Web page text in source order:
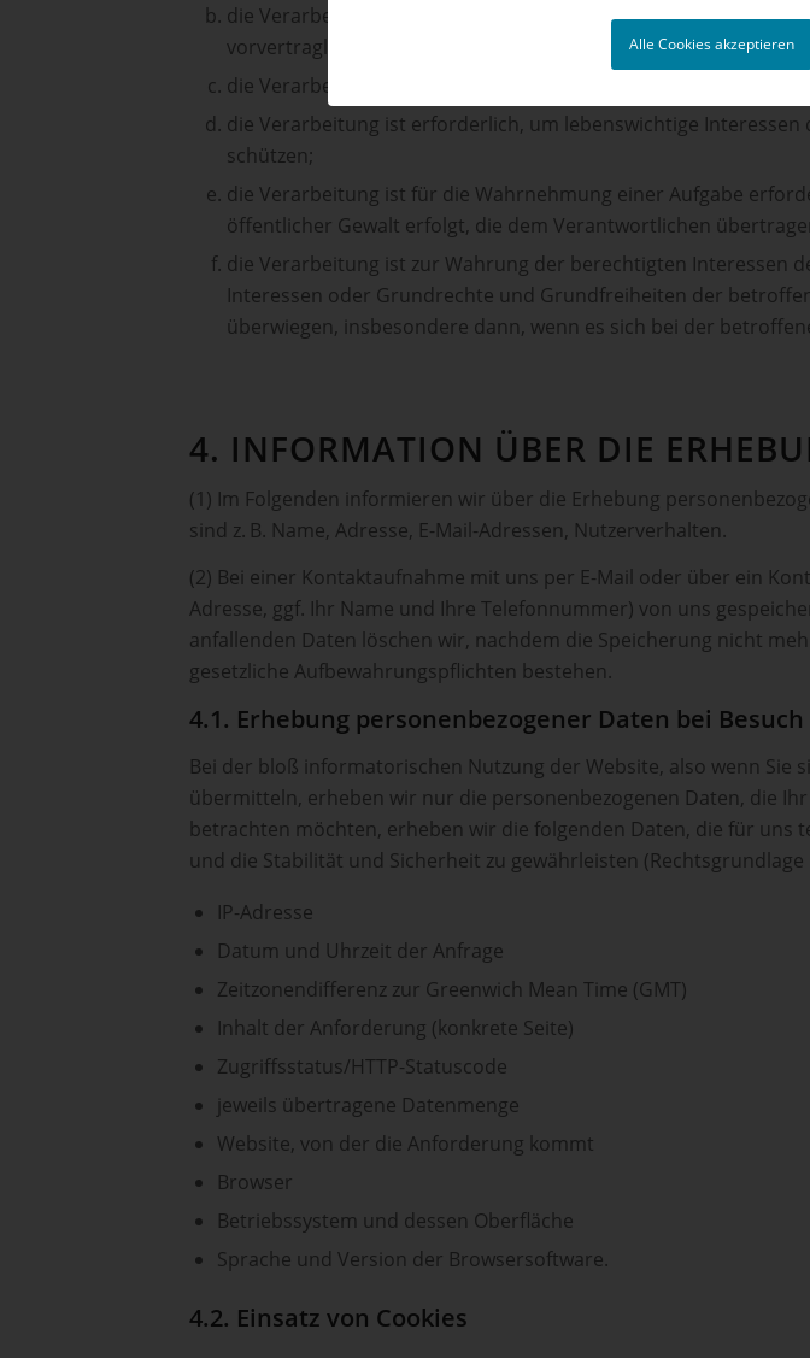
Alle Cookies akzeptieren
die Verarbeitung ist für die Erfüllung eines Vertrags, dessen
vorvertraglicher Maßnahmen erforderlich, die auf Anfrage der
die Verarbeitung ist zur Erfüllung einer rechtlichen
die Verarbeitung ist erforderlich, um lebenswichtige
schützen;
die Verarbeitung ist für die Wahrnehmung einer Aufgabe
öffentlicher Gewalt erfolgt, die dem Verantwortlichen
die Verarbeitung ist zur Wahrung der berechtigten Interessen
Interessen oder Grundrechte und Grundfreiheiten der
überwiegen, insbesondere dann, wenn es sich bei der
4. INFORMATION ÜBER DIE
(1) Im Folgenden informieren wir über die Erhebung
sind z. B. Name, Adresse, E-Mail-Adressen, Nutzerverhalten.
(2) Bei einer Kontaktaufnahme mit uns per E-Mail oder über ein
Adresse, ggf. Ihr Name und Ihre Telefonnummer) von uns
anfallenden Daten löschen wir, nachdem die Speicherung nicht
gesetzliche Aufbewahrungspflichten bestehen.
4.1. Erhebung personenbezogener Daten bei
Bei der bloß informatorischen Nutzung der Website, also wenn
übermitteln, erheben wir nur die personenbezogenen Daten, die
betrachten möchten, erheben wir die folgenden Daten, die für uns
und die Stabilität und Sicherheit zu gewährleisten (Rechtsgrundlage
IP-Adresse
Datum und Uhrzeit der Anfrage
Zeitzonendifferenz zur Greenwich Mean Time (GMT)
Inhalt der Anforderung (konkrete Seite)
Zugriffsstatus/HTTP-Statuscode
jeweils übertragene Datenmenge
Website, von der die Anforderung kommt
Browser
Betriebssystem und dessen Oberfläche
Sprache und Version der Browsersoftware.
4.2. Einsatz von Cookies